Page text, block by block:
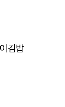
김밥